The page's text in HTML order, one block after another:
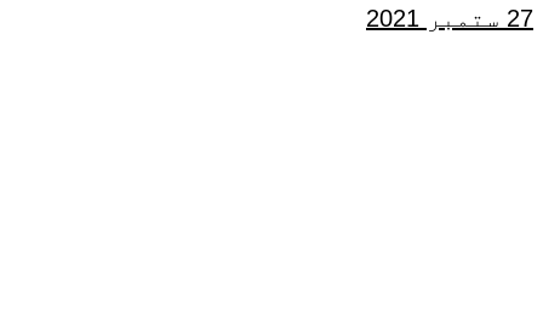
27 ستمبر 2021